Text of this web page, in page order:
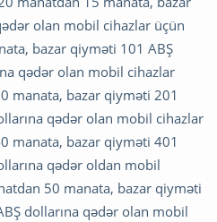
olan mobil cihazlar üçün
bazar qiyməti 101 ABŞ
qədər olan mobil cihazlar
manata, bazar qiyməti 201
qədər olan mobil cihazlar
manata, bazar qiyməti 401
qədər oldan mobil
50 manata, bazar qiyməti
dollarına qədər olan mobil